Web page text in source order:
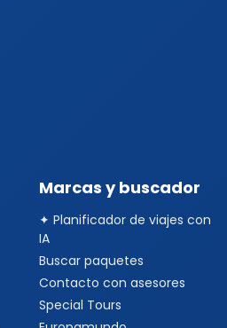
Marcas y buscador
✦ Planificador de viajes con
IA
Buscar paquetes
Contacto con asesores
Special Tours